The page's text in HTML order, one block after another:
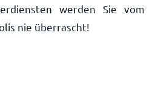
werden Sie vom
nie überrascht!